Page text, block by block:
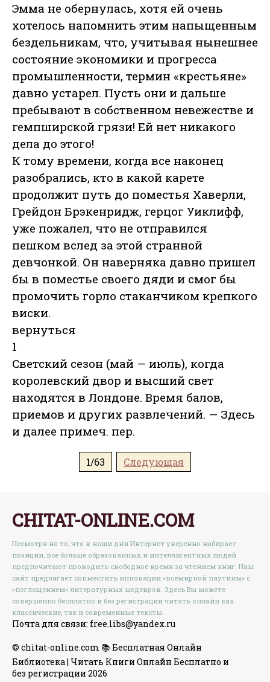
Эмма не обернулась, хотя ей очень
хотелось напомнить этим напыщенным
бездельникам, что, учитывая нынешнее
состояние экономики и прогресса
промышленности, термин «крестьяне»
давно устарел. Пусть они и дальше
пребывают в собственном невежестве и
гемпширской грязи! Ей нет никакого
дела до этого!
К тому времени, когда все наконец
разобрались, кто в какой карете
продолжит путь до поместья Хаверли,
Грейдон Брэкенридж, герцог Уиклифф,
уже пожалел, что не отправился
пешком вслед за этой странной
девчонкой. Он наверняка давно пришел
бы в поместье своего дяди и смог бы
промочить горло стаканчиком крепкого
виски.
вернуться
1
Светский сезон (май — июль), когда
королевский двор и высший свет
находятся в Лондоне. Время балов,
приемов и других развлечений. — Здесь
и далее примеч. пер.
1/63 Следующая
CHITAT-ONLINE.COM
Несмотря на то, что в наши дни Интернет уверенно набирает
позиции, все больше образованных и интеллигентных людей
предпочитают проводить свободное время за чтением книг. Наш
сайт предлагает совместить инновации «всемирной паутины» с
«поглощением» литературных шедевров. Здесь Вы можете
совершенно бесплатно и без регистрации читать онлайн как
классические, так и современные тексты.
Почта для связи: free.libs@yandex.ru
© chitat-online.com 📚 Бесплатная Онлайн
Библиотека | Читать Книги Онлайн Бесплатно и
без регистрации 2026